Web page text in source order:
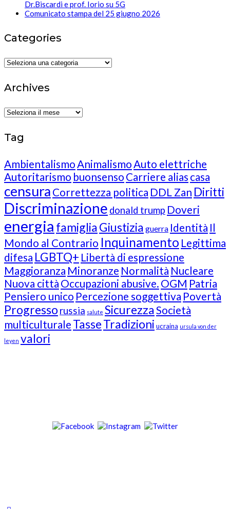
Dr.Biscardi e prof. Iorio su 5G
Comunicato stampa del 25 giugno 2026
Categories
Categories
Archives
Archives
Tag
Ambientalismo Animalismo Auto elettriche
Autoritarismo buonsenso Carriere alias casa
censura Correttezza politica DDL Zan Diritti
Discriminazione donald trump Doveri
energia famigliaGiustizia guerra Identità Il
Mondo al Contrario Inquinamento Legittima
difesa LGBTQ+ Libertà di espressione
Maggioranza Minoranze Normalità Nucleare
Nuova città Occupazioni abusive. OGM Patria
Pensiero unico Percezione soggettiva Povertà
Progresso russia salute SicurezzaSocietà
multiculturale TasseTradizioni ucraina ursula von der
leyen valori